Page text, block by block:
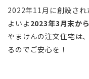
2022年11月に創設され
よいよ 2023年3月末か
やまけんの注文住宅は
るのでご安心を！